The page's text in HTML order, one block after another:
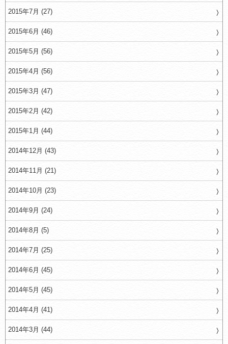
2015年7月 (27)
2015年6月 (46)
2015年5月 (56)
2015年4月 (56)
2015年3月 (47)
2015年2月 (42)
2015年1月 (44)
2014年12月 (43)
2014年11月 (21)
2014年10月 (23)
2014年9月 (24)
2014年8月 (5)
2014年7月 (25)
2014年6月 (45)
2014年5月 (45)
2014年4月 (41)
2014年3月 (44)